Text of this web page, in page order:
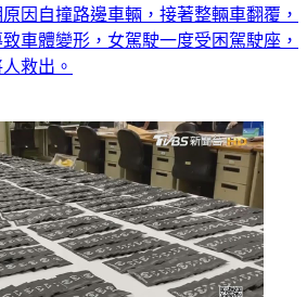
因自撞路邊車輛，接著整輛車翻覆，
車體變形，女駕駛一度受困駕駛座，
救出。